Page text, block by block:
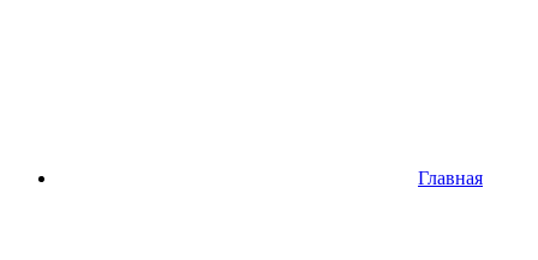
Главная